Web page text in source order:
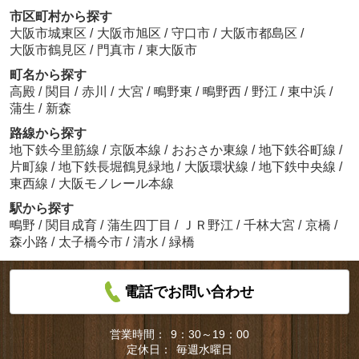
市区町村から探す
大阪市城東区 / 大阪市旭区 / 守口市 / 大阪市都島区 /
大阪市鶴見区 / 門真市 / 東大阪市
町名から探す
高殿 / 関目 / 赤川 / 大宮 / 鴫野東 / 鴫野西 / 野江 / 東中浜 /
蒲生 / 新森
路線から探す
地下鉄今里筋線 / 京阪本線 / おおさか東線 / 地下鉄谷町線 /
片町線 / 地下鉄長堀鶴見緑地 / 大阪環状線 / 地下鉄中央線 /
東西線 / 大阪モノレール本線
駅から探す
鴫野 / 関目成育 / 蒲生四丁目 / ＪＲ野江 / 千林大宮 / 京橋 /
森小路 / 太子橋今市 / 清水 / 緑橋
電話でお問い合わせ
営業時間：
9：30～19：00
定休日：
毎週水曜日